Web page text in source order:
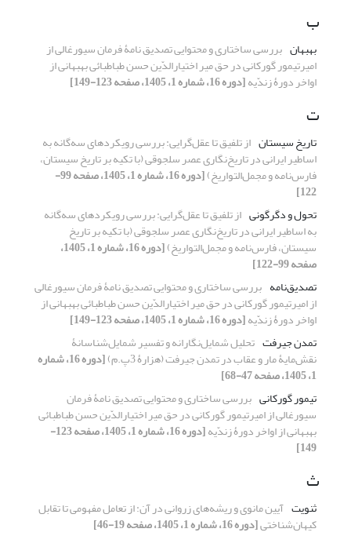
ب
بهبهان بررسی ساختاری و محتوایی تصدیق نامۀ فرمان سیورغالی از
امیرتیمور گورکانی در حق میر اختیارالدّین حسن طباطبائی بهبهانی از
اواخر دورۀ زندّیه[دوره 16، شماره 1، 1405، صفحه 123-149]
ت
تاریخ سیستان از تلفیق تا عقل‌گرایی: بررسی رویکردهای سه‌گانه به
اساطیر ایرانی در تاریخ‌نگاری عصر سلجوقی (با تکیه بر تاریخ سیستان،
فارس‌نامه و مجمل‌التواریخ) [دوره 16، شماره 1، 1405، صفحه 99-
122]
تحول و دگرگونی از تلفیق تا عقل‌گرایی: بررسی رویکردهای سه‌گانه
به اساطیر ایرانی در تاریخ‌نگاری عصر سلجوقی (با تکیه بر تاریخ
سیستان، فارس‌نامه و مجمل‌التواریخ) [دوره 16، شماره 1، 1405،
صفحه 99-122]
تصدیق‌نامه بررسی ساختاری و محتوایی تصدیق نامۀ فرمان سیورغالی
از امیرتیمور گورکانی در حق میر اختیارالدّین حسن طباطبائی بهبهانی از
اواخر دورۀ زندّیه[دوره 16، شماره 1، 1405، صفحه 123-149]
تمدن جیرفت تحلیل شمایل‌نگارانه و تفسیر شمایل‌شناسانۀ
نقش‌مایۀ مار و عقاب در تمدن جیرفت (هزارۀ 3پ.م) [دوره 16، شماره
1، 1405، صفحه 47-68]
تیمور گورکانی بررسی ساختاری و محتوایی تصدیق نامۀ فرمان
سیورغالی از امیرتیمور گورکانی در حق میر اختیارالدّین حسن طباطبائی
بهبهانی از اواخر دورۀ زندّیه [دوره 16، شماره 1، 1405، صفحه 123-
149]
ث
ثنویت آیین مانوی و ریشه‌های زروانی در آن: از تعامل مفهومی تا تقابل
کیهان‌شناختی[دوره 16، شماره 1، 1405، صفحه 19-46]